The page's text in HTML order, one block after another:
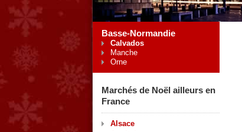
Basse-Normandie
Calvados
Manche
Orne
Marchés de Noël ailleurs en
France
Alsace